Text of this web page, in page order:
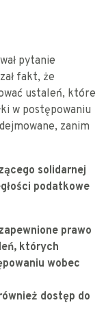
pytanie
fakt, że
ustaleń, które
w postępowaniu
zanim
solidarnej
podatkowe
prawo
których
wobec
dostęp do